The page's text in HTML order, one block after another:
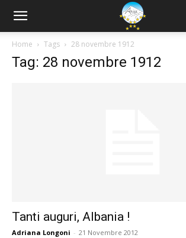
Home Tags 28 novembre 1912
Tag: 28 novembre 1912
Tanti auguri, Albania !
Adriana Longoni - 21 Novembre 2012